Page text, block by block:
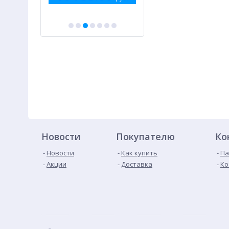
Новости
Новости
Акции
Покупателю
Как купить
Доставка